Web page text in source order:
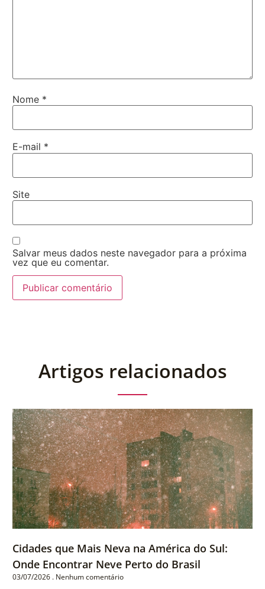
Nome *
E-mail *
Site
Salvar meus dados neste navegador para a próxima
vez que eu comentar.
Artigos relacionados
Cidades que Mais Neva na América do Sul:
Onde Encontrar Neve Perto do Brasil
03/07/2026 Nenhum comentário